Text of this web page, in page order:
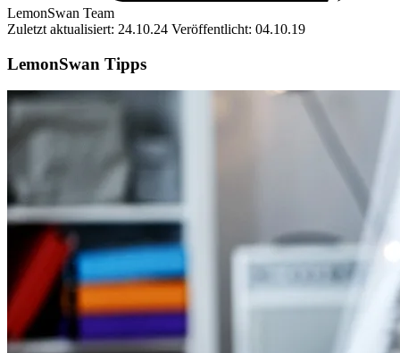
LemonSwan Team
Zuletzt aktualisiert: 24.10.24 Veröffentlicht: 04.10.19
LemonSwan Tipps